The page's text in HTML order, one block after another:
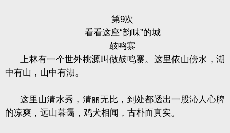
第9次
看看这座“韵味”的城
鼓鸣寨
上林有一个世外桃源叫做鼓鸣寨。这里依山傍水，湖
中有山，山中有湖。
这里山清水秀，清丽无比，到处都透出一股沁人心脾
的凉爽，远山暮霭，鸡犬相闻，古朴而真实。